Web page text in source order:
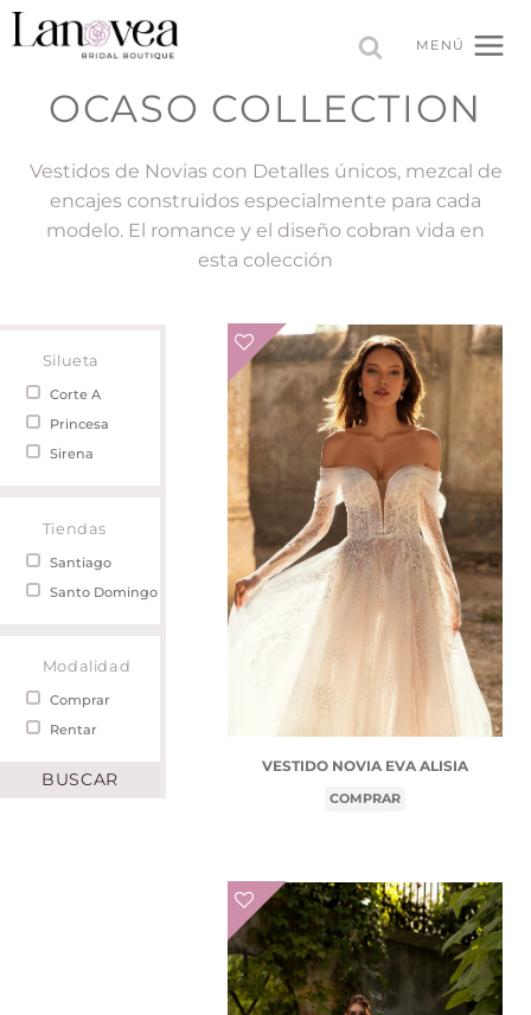
Saltar
al
MENÚ
OCASO COLLECTION
Vestidos de Novias con Detalles únicos, mezcal de
encajes construidos especialmente para cada
modelo. El romance y el diseño cobran vida en
esta colección
Silueta
Corte A
Princesa
Sirena
Tiendas
Santiago
Santo Domingo
Modalidad
Comprar
Rentar
VESTIDO NOVIA EVA ALISIA
COMPRAR